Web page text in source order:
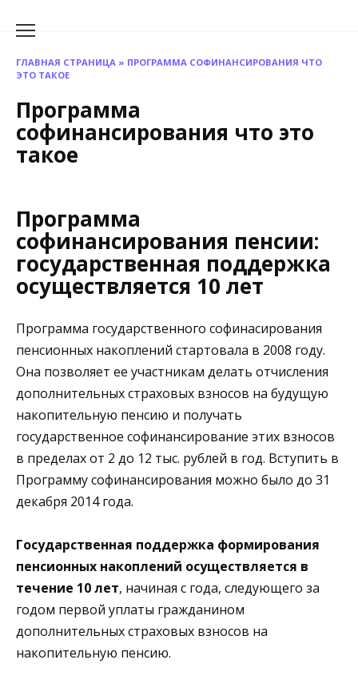
ГЛАВНАЯ СТРАНИЦА » ПРОГРАММА СОФИНАНСИРОВАНИЯ ЧТО
ЭТО ТАКОЕ
Программа
софинансирования что это
такое
Программа
софинансирования пенсии:
государственная поддержка
осуществляется 10 лет
Программа государственного софинасирования
пенсионных накоплений стартовала в 2008 году.
Она позволяет ее участникам делать отчисления
дополнительных страховых взносов на будущую
накопительную пенсию и получать
государственное софинансирование этих взносов
в пределах от 2 до 12 тыс. рублей в год. Вступить в
Программу софинансирования можно было до 31
декабря 2014 года.
Государственная поддержка формирования
пенсионных накоплений осуществляется в
течение 10 лет, начиная с года, следующего за
годом первой уплаты гражданином
дополнительных страховых взносов на
накопительную пенсию.